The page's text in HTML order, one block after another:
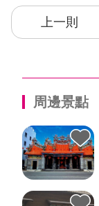
上一則
周邊景點